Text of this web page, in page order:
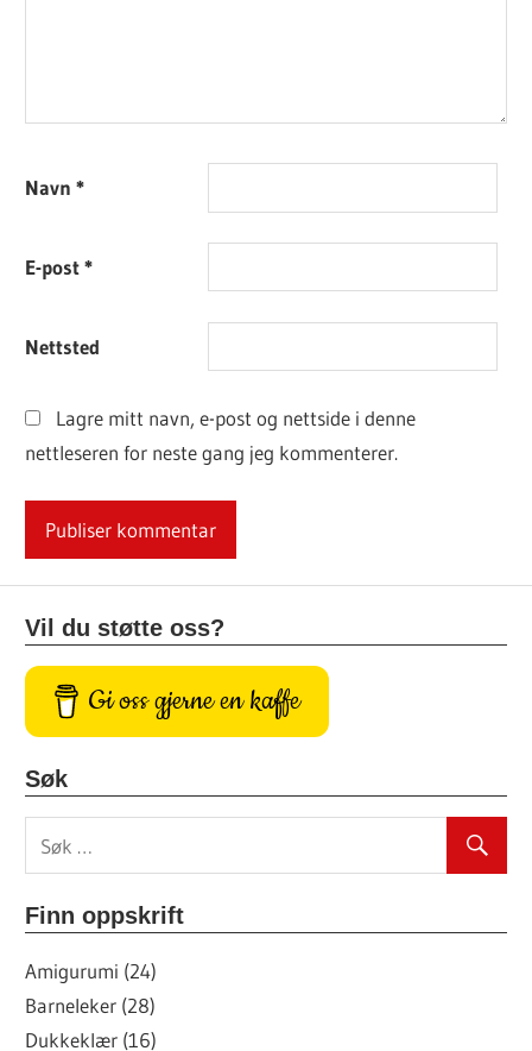
Navn*
E-post*
Nettsted
Lagre mitt navn, e-post og nettside i denne
nettleseren for neste gang jeg kommenterer.
Vil du støtte oss?
Gi oss gjerne en kaffe
Søk
Finn oppskrift
Amigurumi (24)
Barneleker (28)
Dukkeklær (16)